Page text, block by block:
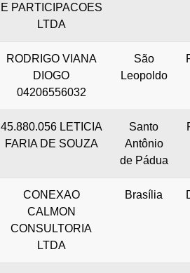
E PARTICIPACOES
LTDA
RODRIGO VIANA
DIOGO
04206556032
São
Leopoldo
45.880.056 LETICIA
FARIA DE SOUZA
Santo
Antônio
de Pádua
CONEXAO
CALMON
CONSULTORIA
LTDA
Brasília